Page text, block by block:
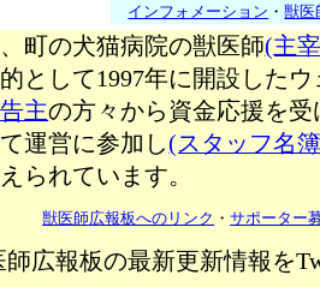
インフォメーション ・獣医
町の犬猫病院の獣医師(主
として1997年に開設した
主の方々から資金応援を受
運営に参加し(スタッフ名
られています。
獣医師広報板へのリンク ・サポーター
師広報板の最新更新情報を